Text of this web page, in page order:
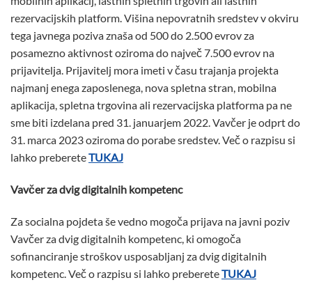
rezervacijskih platform. Višina nepovratnih sredstev v okviru
tega javnega poziva znaša od 500 do 2.500 evrov za
posamezno aktivnost oziroma do največ 7.500 evrov na
prijavitelja. Prijavitelj mora imeti v času trajanja projekta
najmanj enega zaposlenega, nova spletna stran, mobilna
aplikacija, spletna trgovina ali rezervacijska platforma pa ne
sme biti izdelana pred 31. januarjem 2022. Vavčer je odprt do
31. marca 2023 oziroma do porabe sredstev. Več o razpisu si
lahko prebereteTUKAJ
Vavčer za dvig digitalnih kompetenc
Za socialna pojdeta še vedno mogoča prijava na javni poziv
Vavčer za dvig digitalnih kompetenc, ki omogoča
sofinanciranje stroškov usposabljanj za dvig digitalnih
kompetenc. Več o razpisu si lahko prebereteTUKAJ